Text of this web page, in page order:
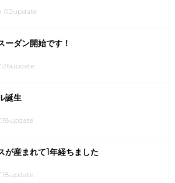
ーダン開始です！
誕生
が産まれて1年経ちました